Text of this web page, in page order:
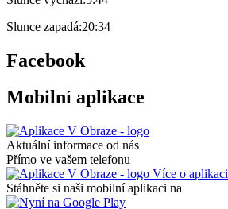
Slunce zapadá:20:34
Facebook
Mobilní aplikace
Aktuální informace od nás
Přímo ve vašem telefonu
Více o aplikaci
Stáhněte si naši mobilní aplikaci na